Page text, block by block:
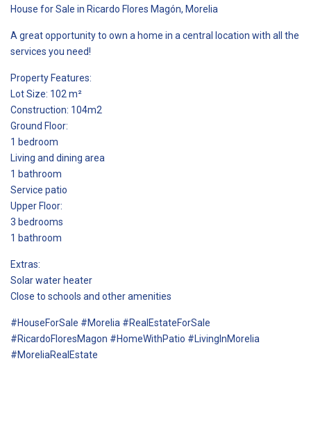
House for Sale in Ricardo Flores Magón, Morelia
A great opportunity to own a home in a central location with all the
services you need!
Property Features:
Lot Size: 102 m²
Construction: 104m2
Ground Floor:
1 bedroom
Living and dining area
1 bathroom
Service patio
Upper Floor:
3 bedrooms
1 bathroom
Extras:
Solar water heater
Close to schools and other amenities
#HouseForSale #Morelia #RealEstateForSale
#RicardoFloresMagon #HomeWithPatio #LivingInMorelia
#MoreliaRealEstate